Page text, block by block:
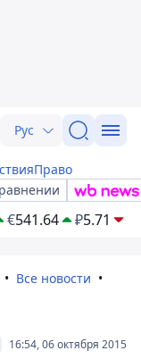
Рус
Право
€541.64 ₽5.71
Все новости
16:54, 06 октября 2015